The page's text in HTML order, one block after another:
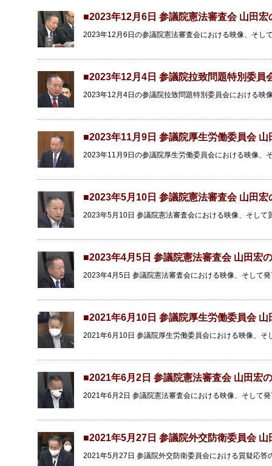
■2023年12月6日 参議院憲法審査会 山田宏
2023年12月6日の参議院憲法審査会における映像、そし
■2023年12月4日 参議院拉致問題特別委員
2023年12月4日の参議院拉致問題特別委員会における映
■2023年11月9日 参議院厚生労働委員会 山
2023年11月9日の参議院厚生労働委員会における映像、
■2023年5月10日 参議院憲法審査会 山田宏
2023年5月10日 参議院憲法審査会における映像、そして
■2023年4月5日 参議院憲法審査会 山田宏
2023年4月5日 参議院憲法審査会における映像、そして
■2021年6月10日 参議院厚生労働委員会 山
2021年6月10日 参議院厚生労働委員会における映像、そ
■2021年6月2日 参議院憲法審査会 山田宏
2021年6月2日 参議院憲法審査会における映像、そして
■2021年5月27日 参議院外交防衛委員会 山
2021年5月27日 参議院外交防衛委員会における質疑応